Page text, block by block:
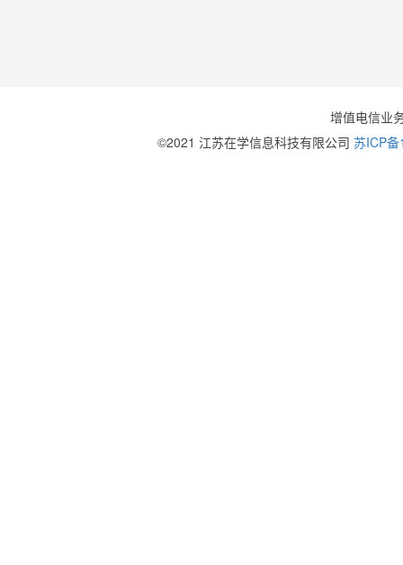
增值电信业
©2021 江苏在学信息科技有限公司 苏ICP